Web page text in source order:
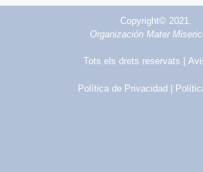
Copyright© 2021.
Organización Mater
Tots els drets reservats |
Política de Privacidad |